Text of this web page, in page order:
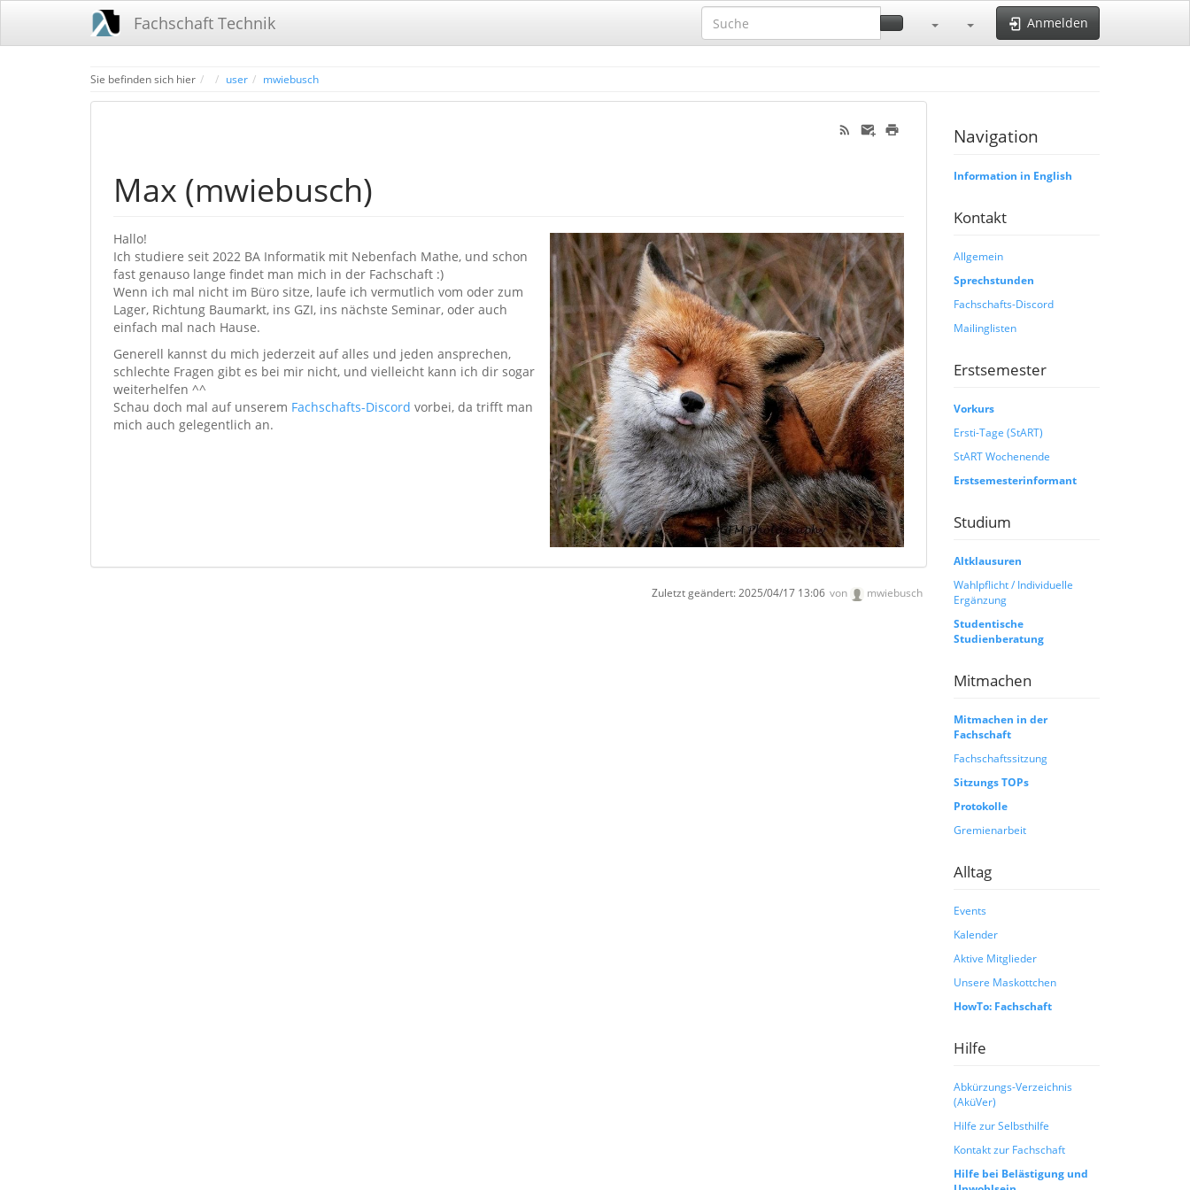
Fachschaft Technik Anmelden
Sie befinden sich hier Home
user mwiebusch
Max (mwiebusch)
Hallo!
Ich studiere seit 2022 BA Informatik mit Nebenfach Mathe, und schon
fast genauso lange findet man mich in der Fachschaft :)
Wenn ich mal nicht im Büro sitze, laufe ich vermutlich vom oder zum
Lager, Richtung Baumarkt, ins GZI, ins nächste Seminar, oder auch
einfach mal nach Hause.
Generell kannst du mich jederzeit auf alles und jeden ansprechen,
schlechte Fragen gibt es bei mir nicht, und vielleicht kann ich dir sogar
weiterhelfen ^^
Schau doch mal auf unserem Fachschafts-Discord vorbei, da trifft man
mich auch gelegentlich an.
Zuletzt geändert:2025/04/17 13:06 von mwiebusch
Navigation
Information in English
Kontakt
Allgemein
Sprechstunden
Fachschafts-Discord
Mailinglisten
Erstsemester
Vorkurs
Ersti-Tage (StART)
StART Wochenende
Erstsemesterinformant
Studium
Altklausuren
Wahlpflicht / Individuelle
Ergänzung
Studentische
Studienberatung
Mitmachen
Mitmachen in der
Fachschaft
Fachschaftssitzung
Sitzungs TOPs
Protokolle
Gremienarbeit
Alltag
Events
Kalender
Aktive Mitglieder
Unsere Maskottchen
HowTo: Fachschaft
Hilfe
Abkürzungs-Verzeichnis
(AküVer)
Hilfe zur Selbsthilfe
Kontakt zur Fachschaft
Hilfe bei Belästigung und